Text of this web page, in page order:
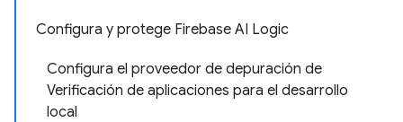
Configura y protege Firebase AI Logic
Configura el proveedor de depuración de
Verificación de aplicaciones para el desarrollo
local